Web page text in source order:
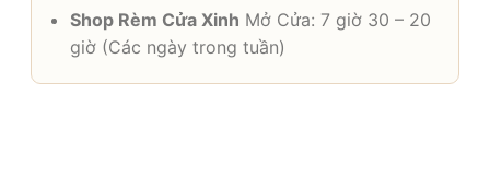
Shop Rèm Cửa Xinh Mở Cửa: 7 giờ 30 – 20
giờ (Các ngày trong tuần)